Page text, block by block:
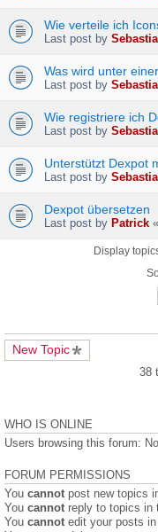
Wie verteile ich
Last post by
Was wird unter
Last post by
Wie registriere ich
Last post by
Unterstützt Dexpot
Last post by
Dexpot übersetzen
Last post by Patrick «
Display
New Topic
38
WHO IS ONLINE
Users browsing this forum:
FORUM PERMISSIONS
You cannot post new topics
You cannot reply to topics in
You cannot edit your posts